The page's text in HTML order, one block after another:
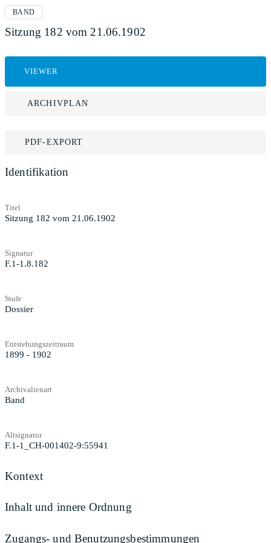
BAND
Sitzung 182 vom 21.06.1902
VIEWER
ARCHIVPLAN
PDF-EXPORT
Identifikation
Titel
Sitzung 182 vom 21.06.1902
Signatur
F.1-1.8.182
Stufe
Dossier
Entstehungszeitraum
1899 - 1902
Archivalienart
Band
Altsignatur
F.1-1_CH-001402-9:55941
Kontext
Inhalt und innere Ordnung
Zugangs- und Benutzungsbestimmungen